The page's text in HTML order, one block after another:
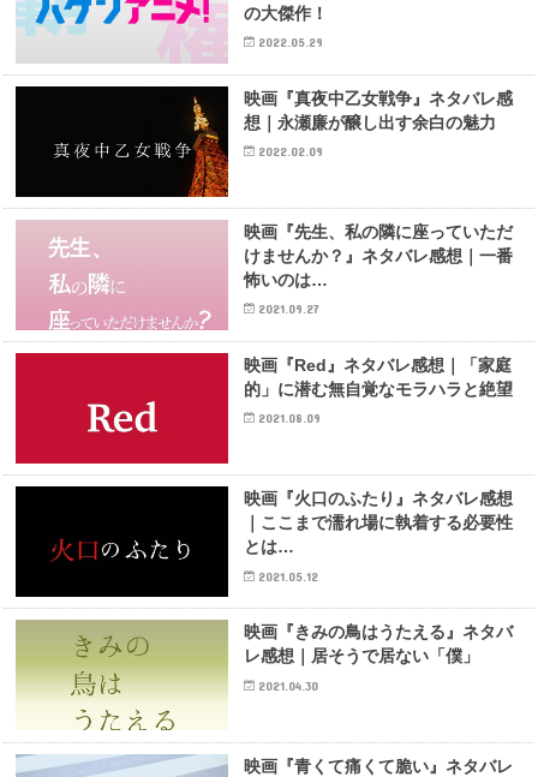
の大傑作！
2022.05.29
映画『真夜中乙女戦争』ネタバレ感
想｜永瀬廉が醸し出す余白の魅力
2022.02.09
映画『先生、私の隣に座っていただ
けませんか？』ネタバレ感想｜一番
怖いのは…
2021.09.27
映画『Red』ネタバレ感想｜「家庭
的」に潜む無自覚なモラハラと絶望
2021.08.09
映画『火口のふたり』ネタバレ感想
｜ここまで濡れ場に執着する必要性
とは…
2021.05.12
映画『きみの鳥はうたえる』ネタバ
レ感想｜居そうで居ない「僕」
2021.04.30
映画『青くて痛くて脆い』ネタバレ